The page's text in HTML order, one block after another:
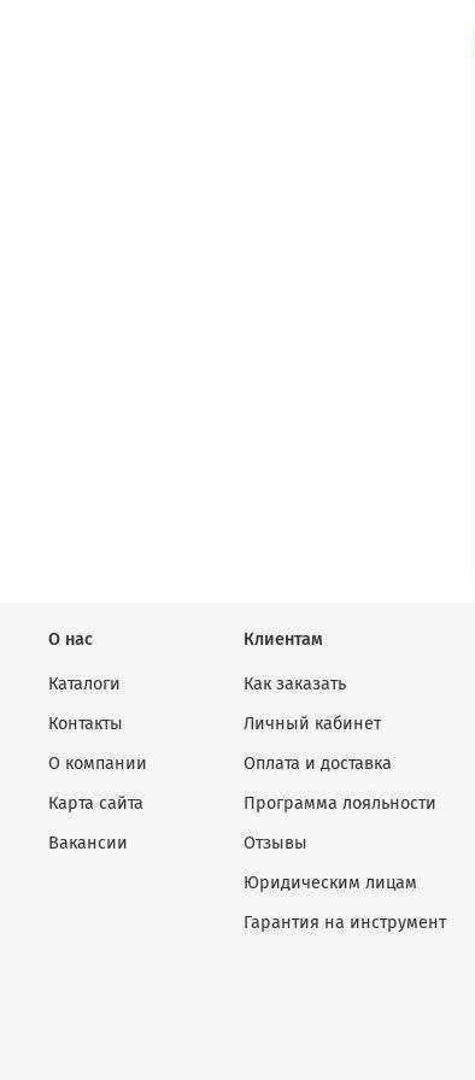
О нас
Каталоги
Контакты
О компании
Карта сайта
Вакансии
Клиентам
Как заказать
Личный кабинет
Оплата и доставка
Программа лояльности
Отзывы
Юридическим лицам
Гарантия на инструмент